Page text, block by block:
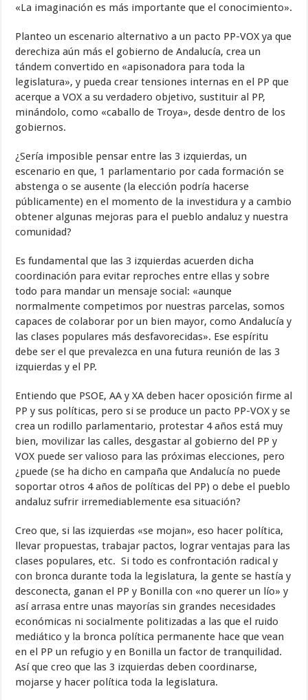
«La imaginación es más importante que el conocimiento».
Planteo un escenario alternativo a un pacto PP-VOX ya que
derechiza aún más el gobierno de Andalucía, crea un
tándem convertido en «apisonadora para toda la
legislatura», y pueda crear tensiones internas en el PP que
acerque a VOX a su verdadero objetivo, sustituir al PP,
minándolo, como «caballo de Troya», desde dentro de los
gobiernos.
¿Sería imposible pensar entre las 3 izquierdas, un
escenario en que, 1 parlamentario por cada formación se
abstenga o se ausente (la elección podría hacerse
públicamente) en el momento de la investidura y a cambio
obtener algunas mejoras para el pueblo andaluz y nuestra
comunidad?
Es fundamental que las 3 izquierdas acuerden dicha
coordinación para evitar reproches entre ellas y sobre
todo para mandar un mensaje social: «aunque
normalmente competimos por nuestras parcelas, somos
capaces de colaborar por un bien mayor, como Andalucía y
las clases populares más desfavorecidas». Ese espíritu
debe ser el que prevalezca en una futura reunión de las 3
izquierdas y el PP.
Entiendo que PSOE, AA y XA deben hacer oposición firme al
PP y sus políticas, pero si se produce un pacto PP-VOX y se
crea un rodillo parlamentario, protestar 4 años está muy
bien, movilizar las calles, desgastar al gobierno del PP y
VOX puede ser valioso para las próximas elecciones, pero
¿puede (se ha dicho en campaña que Andalucía no puede
soportar otros 4 años de políticas del PP) o debe el pueblo
andaluz sufrir irremediablemente esa situación?
Creo que, si las izquierdas «se mojan», eso hacer política,
llevar propuestas, trabajar pactos, lograr ventajas para las
clases populares, etc. Si todo es confrontación radical y
con bronca durante toda la legislatura, la gente se hastía y
desconecta, ganan el PP y Bonilla con «no querer un lío» y
así arrasa entre unas mayorías sin grandes necesidades
económicas ni socialmente politizadas a las que el ruido
mediático y la bronca política permanente hace que vean
en el PP un refugio y en Bonilla un factor de tranquilidad.
Así que creo que las 3 izquierdas deben coordinarse,
mojarse y hacer política toda la legislatura.